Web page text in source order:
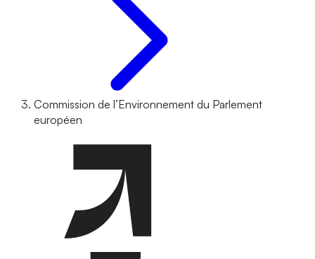
Commission de l’Environnement du Parlement
européen